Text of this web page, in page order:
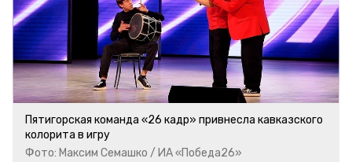
Пятигорская команда «26 кадр» привнесла кавказского
колорита в игру
Фото: Максим Семашко / ИА «Победа26»